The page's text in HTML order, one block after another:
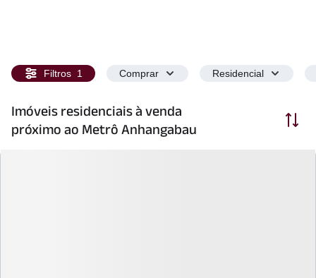
Filtros 1 Comprar Residencial
Imóveis residenciais à venda
próximo ao Metrô Anhangabau
Ordenar